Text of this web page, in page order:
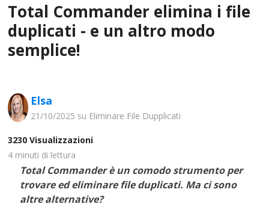
Total Commander elimina i file
duplicati - e un altro modo
semplice!
Elsa
21/10/2025 su Eliminare File Dupplicati
3230 Visualizzazioni
4 minuti di lettura
Total Commander è un comodo strumento per
trovare ed eliminare file duplicati. Ma ci sono
altre alternative?